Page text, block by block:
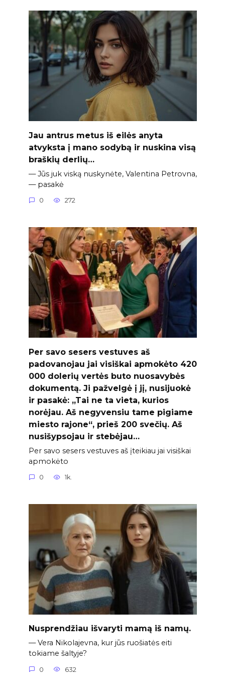
Jau antrus metus iš eilės anyta
atvyksta į mano sodybą ir nuskina visą
braškių derlių…
— Jūs juk viską nuskynėte, Valentina Petrovna,
— pasakė
0 272
Per savo sesers vestuves aš
padovanojau jai visiškai apmokėto 420
000 dolerių vertės buto nuosavybės
dokumentą. Ji pažvelgė į jį, nusijuokė
ir pasakė: „Tai ne ta vieta, kurios
norėjau. Aš negyvensiu tame pigiame
miesto rajone“, prieš 200 svečių. Aš
nusišypsojau ir stebėjau…
Per savo sesers vestuves aš įteikiau jai visiškai
apmokėto
0 1k.
Nusprendžiau išvaryti mamą iš namų.
— Vera Nikolajevna, kur jūs ruošiatės eiti
tokiame šaltyje?
0 632